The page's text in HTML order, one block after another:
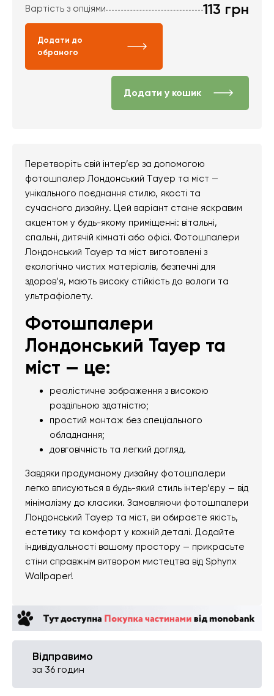
Вартість з опціями 113 грн
Додати до
обраного
Додати у кошик
Перетворіть свій інтер’єр за допомогою
фотошпалер Лондонський Тауер та міст —
унікального поєднання стилю, якості та
сучасного дизайну. Цей варіант стане яскравим
акцентом у будь-якому приміщенні: вітальні,
спальні, дитячій кімнаті або офісі. Фотошпалери
Лондонський Тауер та міст виготовлені з
екологічно чистих матеріалів, безпечні для
здоров’я, мають високу стійкість до вологи та
ультрафіолету.
Фотошпалери
Лондонський Тауер та
міст — це:
реалістичне зображення з високою
роздільною здатністю;
простий монтаж без спеціального
обладнання;
довговічність та легкий догляд.
Завдяки продуманому дизайну фотошпалери
легко вписуються в будь-який стиль інтер’єру — від
мінімалізму до класики. Замовляючи фотошпалери
Лондонський Тауер та міст, ви обираєте якість,
естетику та комфорт у кожній деталі. Додайте
індивідуальності вашому простору — прикрасьте
стіни справжнім витвором мистецтва від Sphynx
Wallpaper!
Відправимо
за 36 годин